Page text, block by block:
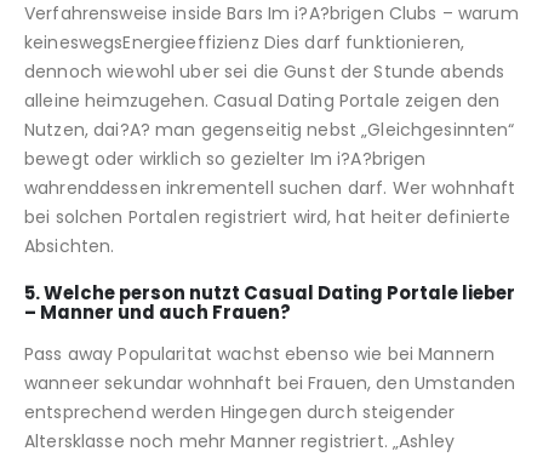
Verfahrensweise inside Bars Im i?A?brigen Clubs – warum
keineswegsEnergieeffizienz Dies darf funktionieren,
dennoch wiewohl uber sei die Gunst der Stunde abends
alleine heimzugehen. Casual Dating Portale zeigen den
Nutzen, dai?A? man gegenseitig nebst „Gleichgesinnten“
bewegt oder wirklich so gezielter Im i?A?brigen
wahrenddessen inkrementell suchen darf. Wer wohnhaft
bei solchen Portalen registriert wird, hat heiter definierte
Absichten.
5. Welche person nutzt Casual Dating Portale lieber
– Manner und auch Frauen?
Pass away Popularitat wachst ebenso wie bei Mannern
wanneer sekundar wohnhaft bei Frauen, den Umstanden
entsprechend werden Hingegen durch steigender
Altersklasse noch mehr Manner registriert. „Ashley